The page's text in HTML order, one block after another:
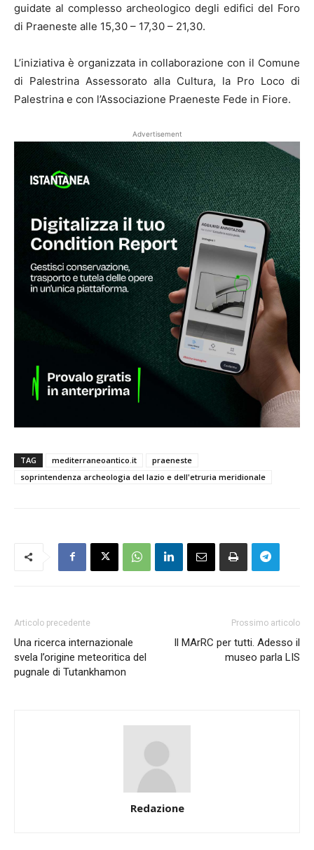
guidate al complesso archeologico degli edifici del Foro
di Praeneste alle 15,30 – 17,30 – 21,30.
L’iniziativa è organizzata in collaborazione con il Comune
di Palestrina Assessorato alla Cultura, la Pro Loco di
Palestrina e con l’Associazione Praeneste Fede in Fiore.
Advertisement
TAG mediterraneoantico.it
praeneste
soprintendenza archeologia del lazio e dell'etruria meridionale
Articolo precedente
Una ricerca internazionale
svela l’origine meteoritica del
pugnale di Tutankhamon
Prossimo articolo
Il MArRC per tutti. Adesso il
museo parla LIS
Redazione